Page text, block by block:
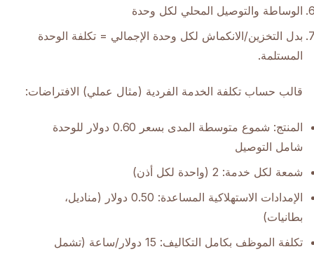
الوساطة والتوصيل المحلي لكل وحدة
بدل التخزين/الانكماش لكل وحدة الإجمالي = تكلفة الوحدة
المستلمة.
قالب حساب تكلفة الخدمة الفردية (مثال عملي) الافتراضات:
المنتج: شموع متوسطة المدى بسعر 0.60 دولار للوحدة
شامل التوصيل
شمعة لكل خدمة: 2 (واحدة لكل أذن)
الإمدادات الاستهلاكية المساعدة: 0.50 دولار (مناديل،
بطانيات)
تكلفة الموظف بكامل التكاليف: 15 دولار/ساعة (تشمل